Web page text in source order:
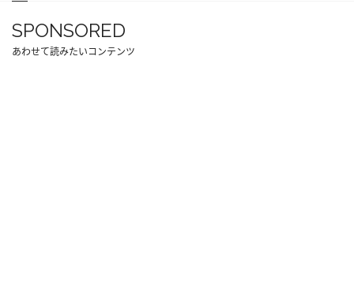
SPONSORED
あわせて読みたいコンテンツ